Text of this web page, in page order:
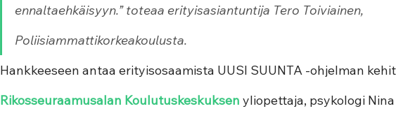
ennaltaehkäisyyn.” toteaa erityisasiantuntija Tero Toiviainen,
Poliisiammattikorkeakoulusta.
Hankkeeseen antaa erityisosaamista UUSI SUUNTA -ohjelman
Rikosseuraamusalan Koulutuskeskuksen yliopettaja, psykologi